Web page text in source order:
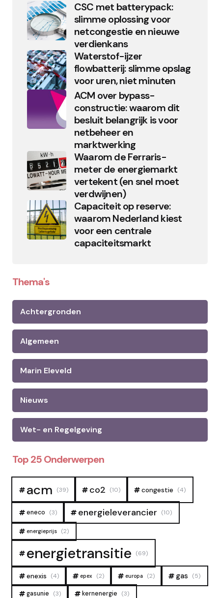
CSC met batterypack:
slimme oplossing voor
netcongestie en nieuwe
verdienkans
Waterstof-ijzer
flowbatterij: slimme opslag
voor uren, niet minuten
ACM over bypass-
constructie: waarom dit
besluit belangrijk is voor
netbeheer en
marktwerking
Waarom de Ferraris-
meter de energiemarkt
vertekent (en snel moet
verdwijnen)
Capaciteit op reserve:
waarom Nederland kiest
voor een centrale
capaciteitsmarkt
Thema's
Achtergronden
Algemeen
Marin Eleveld
Nieuws
Wet- en Regelgeving
Top 25 Onderwerpen
acm (39) co2 (10) congestie (4)
eneco (3) energieleverancier (10)
energieprijs (2)
energietransitie (69)
enexis (4) epex (2) europa (2) gas (5)
gasunie (3) kernenergie (3)